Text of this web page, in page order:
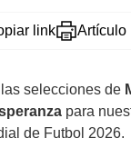
link Artículo
selecciones de
para
de Futbol 2026.